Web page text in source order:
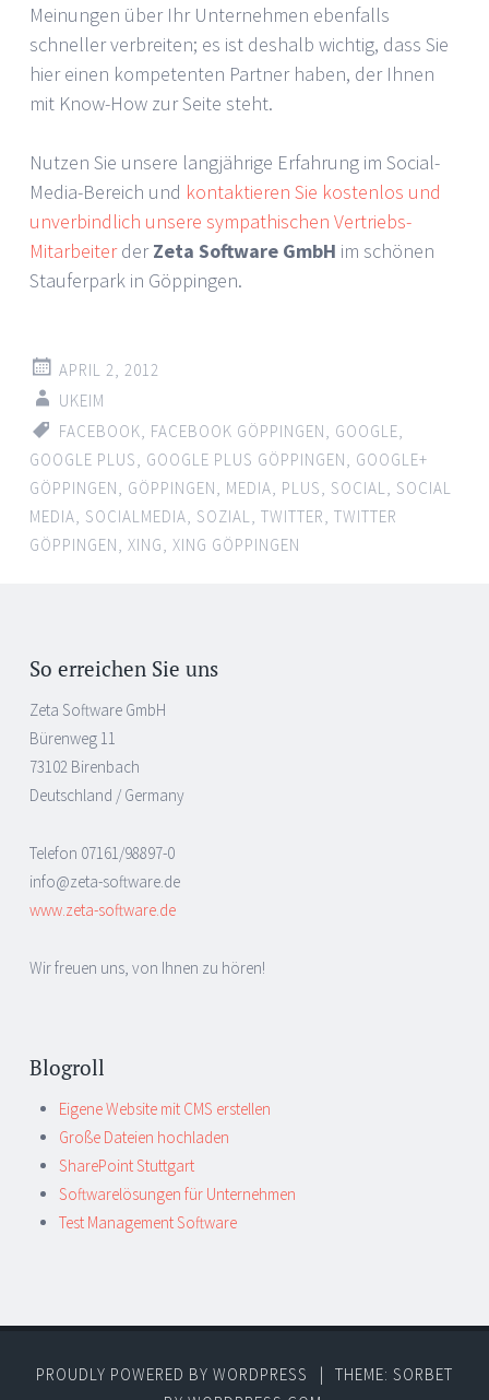
Meinungen über Ihr Unternehmen ebenfalls
schneller verbreiten; es ist deshalb wichtig, dass Sie
hier einen kompetenten Partner haben, der Ihnen
mit Know-How zur Seite steht.
Nutzen Sie unsere langjährige Erfahrung im Social-
Media-Bereich und kontaktieren Sie kostenlos und
unverbindlich unsere sympathischen Vertriebs-
MitarbeiterderZeta Software GmbH im schönen
Stauferpark in Göppingen.
APRIL 2, 2012
UKEIM
FACEBOOK
FACEBOOK GÖPPINGEN GOOGLE
GOOGLE PLUS
GOOGLE PLUS GÖPPINGEN
GOOGLE+
GÖPPINGEN
GÖPPINGEN MEDIA PLUS SOCIAL
SOCIAL
MEDIA SOCIALMEDIA SOZIAL TWITTER TWITTER
GÖPPINGEN XING XING GÖPPINGEN
So erreichen Sie uns
Zeta Software GmbH
Bürenweg 11
73102 Birenbach
Deutschland / Germany
Telefon 07161/98897-0
info@zeta-software.de
www.zeta-software.de
Wir freuen uns, von Ihnen zu hören!
Blogroll
Eigene Website mit CMS erstellen
Große Dateien hochladen
SharePoint Stuttgart
Softwarelösungen für Unternehmen
Test Management Software
PROUDLY POWERED BY WORDPRESS |
THEME: SORBET